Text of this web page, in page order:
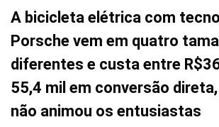
A bicicleta elétrica com
Porsche vem em quatro
diferentes e custa entre
55,4 mil em conversão
não animou os entusiastas